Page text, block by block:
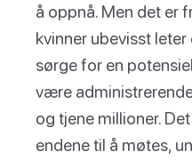
å oppnå. Men det er
kvinner ubevisst
sørge for en
være
og tjene millioner.
endene til å møtes,